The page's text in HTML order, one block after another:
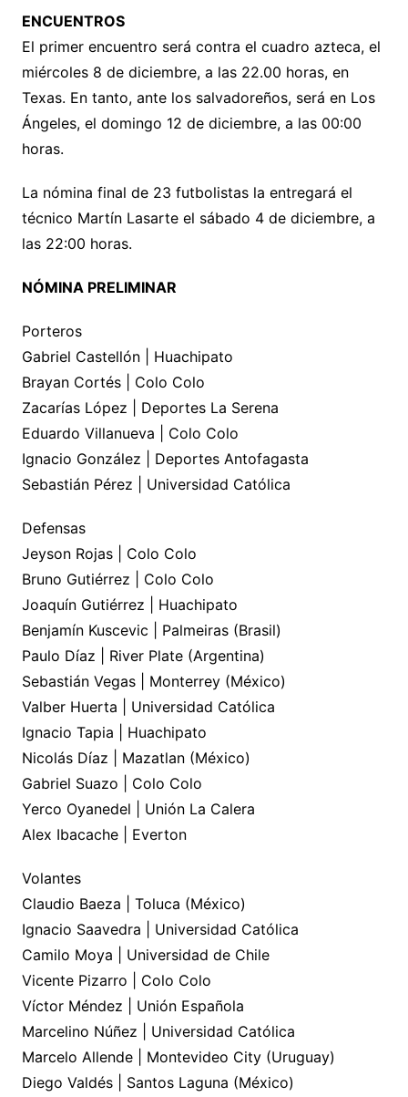
ENCUENTROS
El primer encuentro será contra el cuadro azteca, el
miércoles 8 de diciembre, a las 22.00 horas, en
Texas. En tanto, ante los salvadoreños, será en Los
Ángeles, el domingo 12 de diciembre, a las 00:00
horas.
La nómina final de 23 futbolistas la entregará el
técnico Martín Lasarte el sábado 4 de diciembre, a
las 22:00 horas.
NÓMINA PRELIMINAR
Porteros
Gabriel Castellón | Huachipato
Brayan Cortés | Colo Colo
Zacarías López | Deportes La Serena
Eduardo Villanueva | Colo Colo
Ignacio González | Deportes Antofagasta
Sebastián Pérez | Universidad Católica
Defensas
Jeyson Rojas | Colo Colo
Bruno Gutiérrez | Colo Colo
Joaquín Gutiérrez | Huachipato
Benjamín Kuscevic | Palmeiras (Brasil)
Paulo Díaz | River Plate (Argentina)
Sebastián Vegas | Monterrey (México)
Valber Huerta | Universidad Católica
Ignacio Tapia | Huachipato
Nicolás Díaz | Mazatlan (México)
Gabriel Suazo | Colo Colo
Yerco Oyanedel | Unión La Calera
Alex Ibacache | Everton
Volantes
Claudio Baeza | Toluca (México)
Ignacio Saavedra | Universidad Católica
Camilo Moya | Universidad de Chile
Vicente Pizarro | Colo Colo
Víctor Méndez | Unión Española
Marcelino Núñez | Universidad Católica
Marcelo Allende | Montevideo City (Uruguay)
Diego Valdés | Santos Laguna (México)